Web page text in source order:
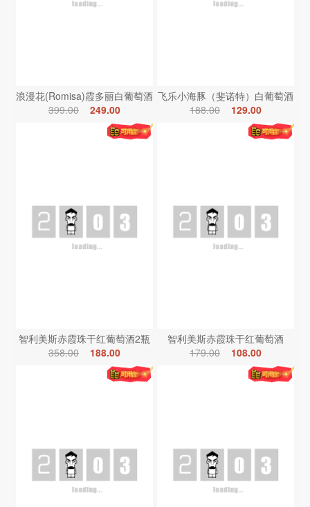
浪漫花(Romisa)霞多丽白葡萄酒
399.00
249.00
飞乐小海豚（斐诺特）白葡萄酒
188.00
129.00
智利美斯赤霞珠干红葡萄酒2瓶
358.00
188.00
智利美斯赤霞珠干红葡萄酒
179.00
108.00